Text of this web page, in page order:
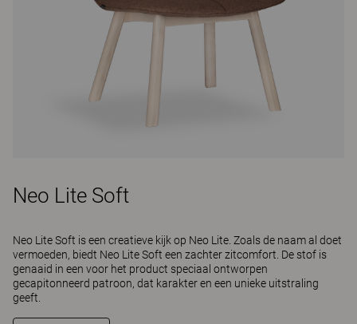
Neo Lite Soft
Neo Lite Soft is een creatieve kijk op Neo Lite. Zoals de naam al doet
vermoeden, biedt Neo Lite Soft een zachter zitcomfort. De stof is
genaaid in een voor het product speciaal ontworpen
gecapitonneerd patroon, dat karakter en een unieke uitstraling
geeft.